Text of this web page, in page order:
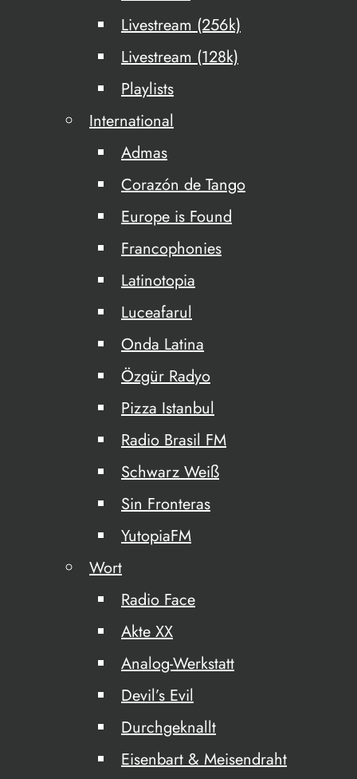
Livestream (256k)
Livestream (128k)
Playlists
International
Admas
Corazón de Tango
Europe is Found
Francophonies
Latinotopia
Luceafarul
Onda Latina
Özgür Radyo
Pizza Istanbul
Radio Brasil FM
Schwarz Weiß
Sin Fronteras
YutopiaFM
Wort
Radio Face
Akte XX
Analog-Werkstatt
Devil’s Evil
Durchgeknallt
Eisenbart & Meisendraht